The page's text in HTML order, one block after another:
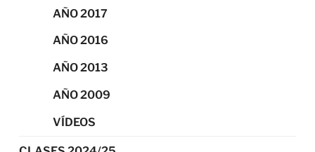
AÑO 2017
AÑO 2016
AÑO 2013
AÑO 2009
VÍDEOS